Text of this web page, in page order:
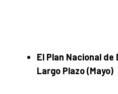
El Plan Nacional
Largo Plazo (Mayo)